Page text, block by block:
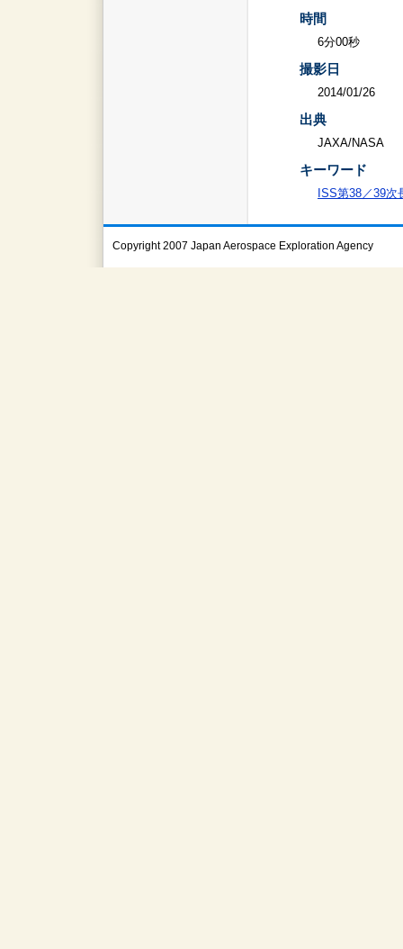
時間
6分00秒
撮影日
2014/01/26
出典
JAXA/NASA
キーワード
ISS第38／39次
Copyright 2007 Japan Aerospace Exploration Agency